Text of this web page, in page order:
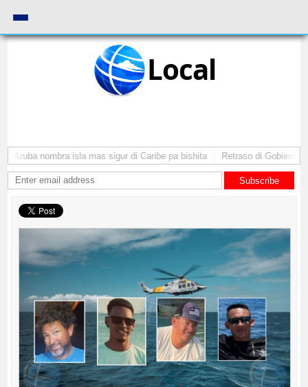
Local
Aruba nombra isla mas sigur di Caribe pa bishita Retraso di Gobierno ta
Subscribe